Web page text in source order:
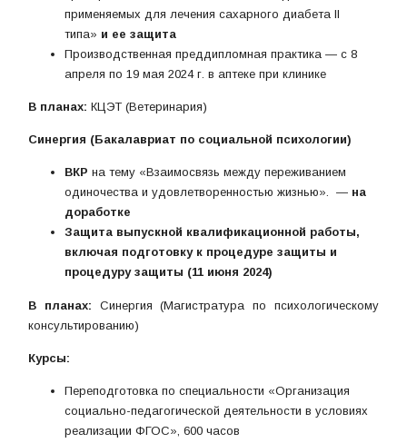
применяемых для лечения сахарного диабета II
типа» и ее защита
Производственная преддипломная практика — с 8
апреля по 19 мая 2024 г. в аптеке при клинике
В планах:КЦЭТ (Ветеринария)
Синергия (Бакалавриат по социальной психологии)
ВКР на тему «Взаимосвязь между переживанием
одиночества и удовлетворенностью жизнью». — на
доработке
Защита выпускной квалификационной работы,
включая подготовку к процедуре защиты и
процедуру защиты (11 июня 2024)
В планах: Синергия (Магистратура по психологическому
консультированию)
Курсы:
Переподготовка по специальности «Организация
социально-педагогической деятельности в условиях
реализации ФГОС», 600 часов